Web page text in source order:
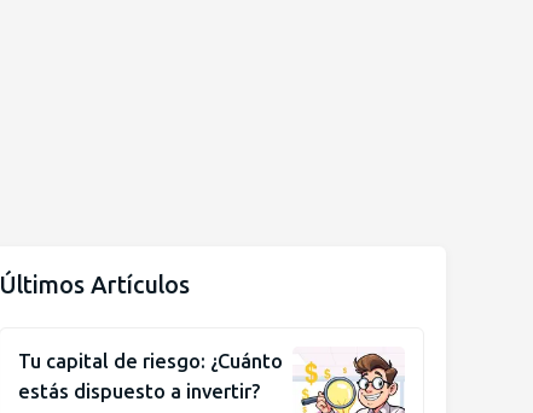
Últimos Artículos
Tu capital de riesgo: ¿Cuánto
estás dispuesto a invertir?